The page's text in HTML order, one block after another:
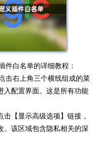
件白名单的详细教程：
击右上角三个横线组成的菜
入配置界面。这是所有功能
【显示高级选项】链接，
。该区域包含隐私相关的深